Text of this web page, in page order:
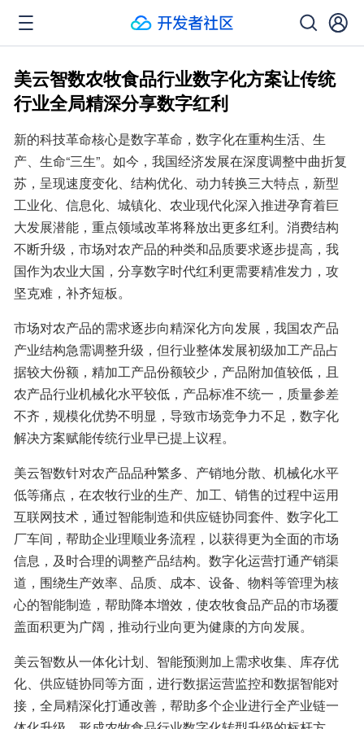
美云智数农牧食品行业数字化方案让传统
行业全局精深分享数字红利
新的科技革命核心是数字革命，数字化在重构生活、生
产、生命“三生”。如今，我国经济发展在深度调整中曲折复
苏，呈现速度变化、结构优化、动力转换三大特点，新型
工业化、信息化、城镇化、农业现代化深入推进孕育着巨
大发展潜能，重点领域改革将释放出更多红利。消费结构
不断升级，市场对农产品的种类和品质要求逐步提高，我
国作为农业大国，分享数字时代红利更需要精准发力，攻
坚克难，补齐短板。
市场对农产品的需求逐步向精深化方向发展，我国农产品
产业结构急需调整升级，但行业整体发展初级加工产品占
据较大份额，精加工产品份额较少，产品附加值较低，且
农产品行业机械化水平较低，产品标准不统一，质量参差
不齐，规模化优势不明显，导致市场竞争力不足，数字化
解决方案赋能传统行业早已提上议程。
美云智数针对农产品品种繁多、产销地分散、机械化水平
低等痛点，在农牧行业的生产、加工、销售的过程中运用
互联网技术，通过智能制造和供应链协同套件、数字化工
厂车间，帮助企业理顺业务流程，以获得更为全面的市场
信息，及时合理的调整产品结构。数字化运营打通产销渠
道，围绕生产效率、品质、成本、设备、物料等管理为核
心的智能制造，帮助降本增效，使农牧食品产品的市场覆
盖面积更为广阔，推动行业向更为健康的方向发展。
美云智数从一体化计划、智能预测加上需求收集、库存优
化、供应链协同等方面，进行数据运营监控和数据智能对
接，全局精深化打通改善，帮助多个企业进行全产业链一